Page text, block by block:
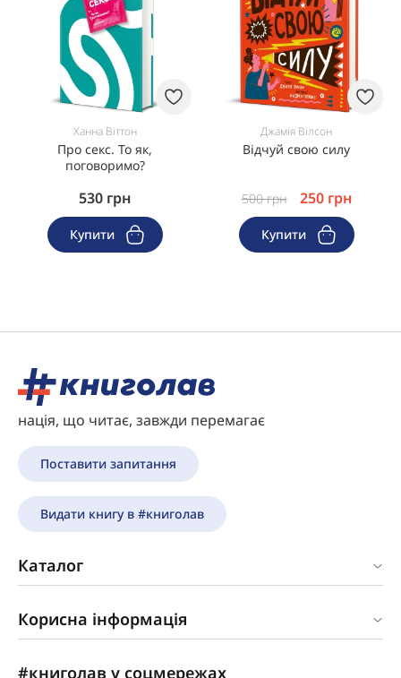
Ханна Віттон
Про секс. То як,
поговоримо?
530 грн
Купити
Джамія Вілсон
Відчуй свою силу
500грн 250 грн
Купити
нація, що читає, завжди перемагає
Поставити запитання
Видати книгу в #книголав
Каталог
Корисна інформація
#книголав у соцмережах